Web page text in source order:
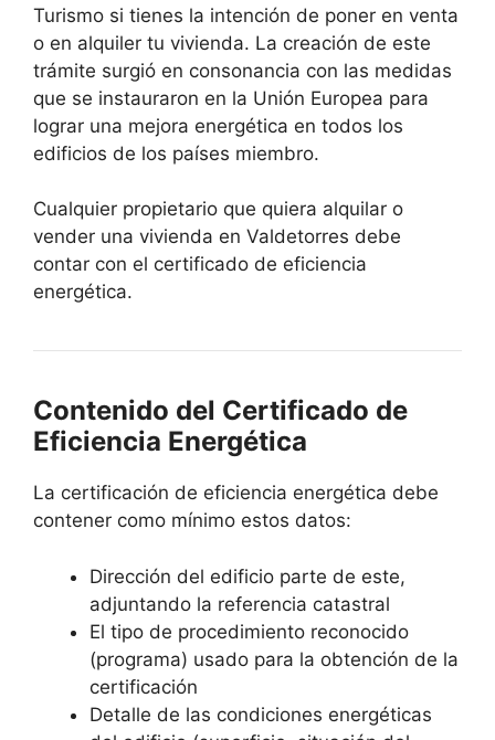
Turismo si tienes la intención de poner en venta
o en alquiler tu vivienda. La creación de este
trámite surgió en consonancia con las medidas
que se instauraron en la Unión Europea para
lograr una mejora energética en todos los
edificios de los países miembro.
Cualquier propietario que quiera alquilar o
vender una vivienda en Valdetorres debe
contar con el certificado de eficiencia
energética.
Contenido del Certificado de
Eficiencia Energética
La certificación de eficiencia energética debe
contener como mínimo estos datos:
Dirección del edificio parte de este,
adjuntando la referencia catastral
El tipo de procedimiento reconocido
(programa) usado para la obtención de la
certificación
Detalle de las condiciones energéticas